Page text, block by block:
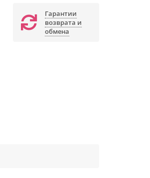
Гарантии
возврата и
обмена